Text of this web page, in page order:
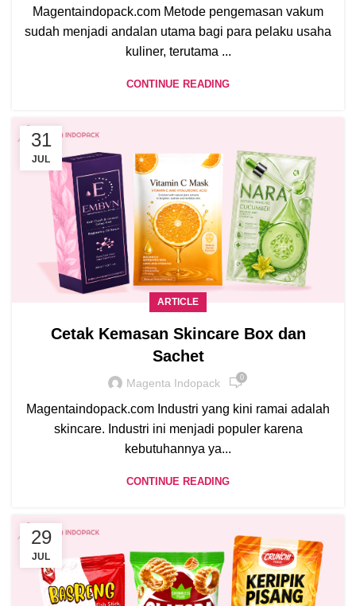
Magentaindopack.com Metode pengemasan vakum
sudah menjadi andalan utama bagi para pelaku usaha
kuliner, terutama ...
CONTINUE READING
31
JUL
ARTICLE
Cetak Kemasan Skincare Box dan
Sachet
Magenta Indopack 0
Magentaindopack.com Industri yang kini ramai adalah
skincare. Industri ini menjadi populer karena
kebutuhannya ya...
CONTINUE READING
29
JUL